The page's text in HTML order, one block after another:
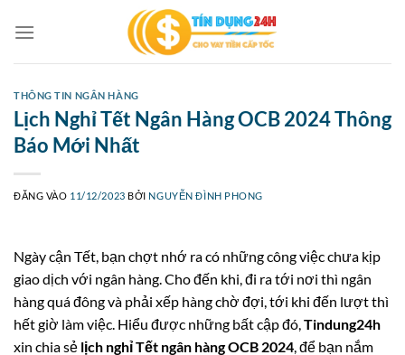
qua
THÔNG TIN NGÂN HÀNG
Lịch Nghỉ Tết Ngân Hàng OCB 2024 Thông
Báo Mới Nhất
ĐĂNG VÀO 11/12/2023 BỞI NGUYỄN ĐÌNH PHONG
Ngày cận Tết, bạn chợt nhớ ra có những công việc chưa kịp
giao dịch với ngân hàng. Cho đến khi, đi ra tới nơi thì ngân
hàng quá đông và phải xếp hàng chờ đợi, tới khi đến lượt thì
hết giờ làm việc. Hiểu được những bất cập đó, Tindung24h
xin chia sẻ lịch nghỉ Tết ngân hàng OCB 2024 , để bạn nắm